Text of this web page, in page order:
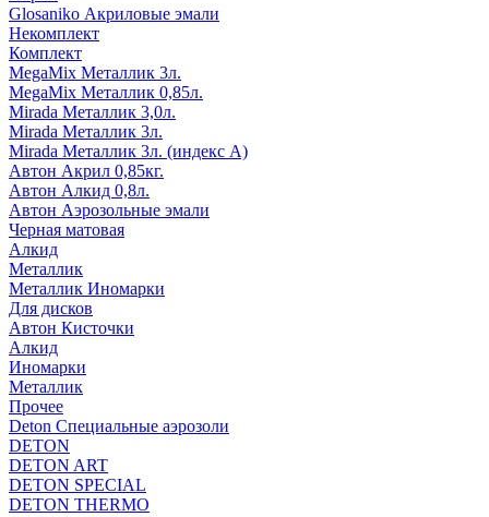
Glosaniko Акриловые эмали
Некомплект
Комплект
MegaMix Металлик 3л.
MegaMix Металлик 0,85л.
Mirada Металлик 3,0л.
Mirada Металлик 3л.
Mirada Металлик 3л. (индекс А)
Автон Акрил 0,85кг.
Автон Алкид 0,8л.
Автон Аэрозольные эмали
Черная матовая
Алкид
Металлик
Металлик Иномарки
Для дисков
Автон Кисточки
Алкид
Иномарки
Металлик
Прочее
Deton Специальные аэрозоли
DETON
DETON ART
DETON SPECIAL
DETON THERMO